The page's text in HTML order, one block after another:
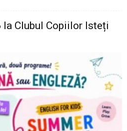
la Clubul Copiilor Isteți